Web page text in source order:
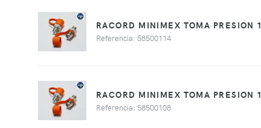
RACORD MINIMEX TOMA PRESION
Referencia: 58500114
RACORD MINIMEX TOMA PRESION
Referencia: 58500108